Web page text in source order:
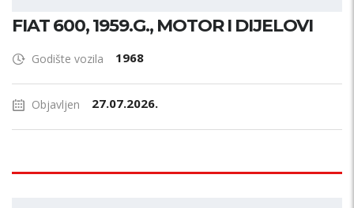
FIAT 600, 1959.G., MOTOR I DIJELOVI
Godište vozila 1968
Objavljen 27.07.2026.